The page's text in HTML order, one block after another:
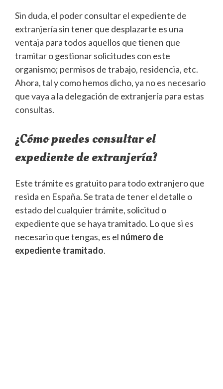
Sin duda, el poder consultar el expediente de
extranjería sin tener que desplazarte es una
ventaja para todos aquellos que tienen que
tramitar o gestionar solicitudes con este
organismo; permisos de trabajo, residencia, etc.
Ahora, tal y como hemos dicho, ya no es necesario
que vaya a la delegación de extranjería para estas
consultas.
¿Cómo puedes consultar el
expediente de extranjería?
Este trámite es gratuito para todo extranjero que
resida en España. Se trata de tener el detalle o
estado del cualquier trámite, solicitud o
expediente que se haya tramitado. Lo que si es
necesario que tengas, es el número de
expediente tramitado.